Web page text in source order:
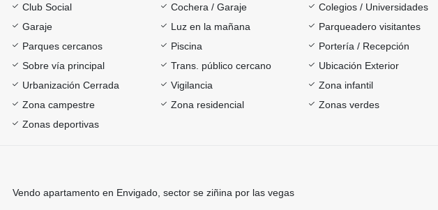
Club Social
Cochera / Garaje
Colegios / Universidades
Garaje
Luz en la mañana
Parqueadero visitantes
Parques cercanos
Piscina
Portería / Recepción
Sobre vía principal
Trans. público cercano
Ubicación Exterior
Urbanización Cerrada
Vigilancia
Zona infantil
Zona campestre
Zona residencial
Zonas verdes
Zonas deportivas
Vendo apartamento en Envigado, sector se ziñina por las vegas